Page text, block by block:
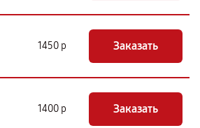
1450 р Заказать
1400 р Заказать